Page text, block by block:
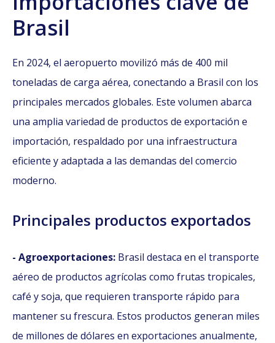
Brasil
En 2024, el aeropuerto movilizó más de 400 mil
toneladas de carga aérea, conectando a Brasil con los
principales mercados globales. Este volumen abarca
una amplia variedad de productos de exportación e
importación, respaldado por una infraestructura
eficiente y adaptada a las demandas del comercio
moderno.
Principales productos exportados
- Agroexportaciones: Brasil destaca en el transporte
aéreo de productos agrícolas como frutas tropicales,
café y soja, que requieren transporte rápido para
mantener su frescura. Estos productos generan miles
de millones de dólares en exportaciones anualmente,